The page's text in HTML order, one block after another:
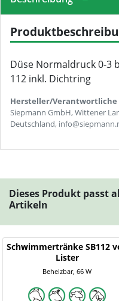
Düse Normaldruck 0-3
112 inkl. Dichtring
Hersteller/Verantwortliche
Siepmann GmbH, Wittener
Deutschland,
Dieses Produkt passt
Artikeln
Schwimmertränke SB112
Lister
Beheizbar, 66 W